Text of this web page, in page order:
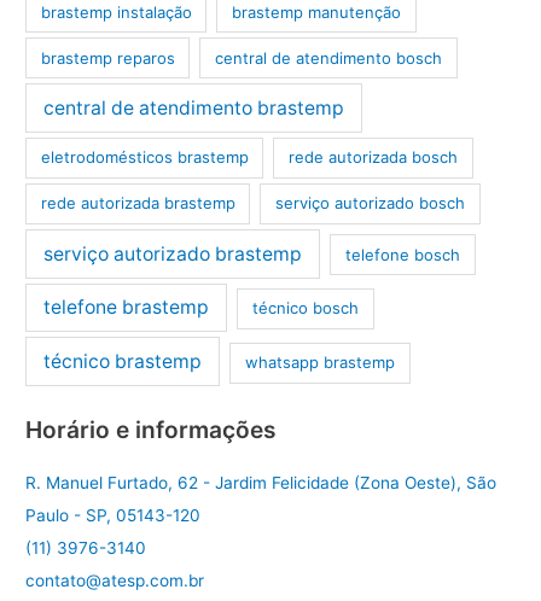
brastemp instalação brastemp manutenção
brastemp reparos central de atendimento bosch
central de atendimento brastemp
eletrodomésticos brastemp rede autorizada bosch
rede autorizada brastemp serviço autorizado bosch
serviço autorizado brastemp telefone bosch
telefone brastemp técnico bosch
técnico brastemp whatsapp brastemp
Horário e informações
R. Manuel Furtado, 62 - Jardim Felicidade (Zona Oeste), São
Paulo - SP, 05143-120
(11) 3976-3140
contato@atesp.com.br